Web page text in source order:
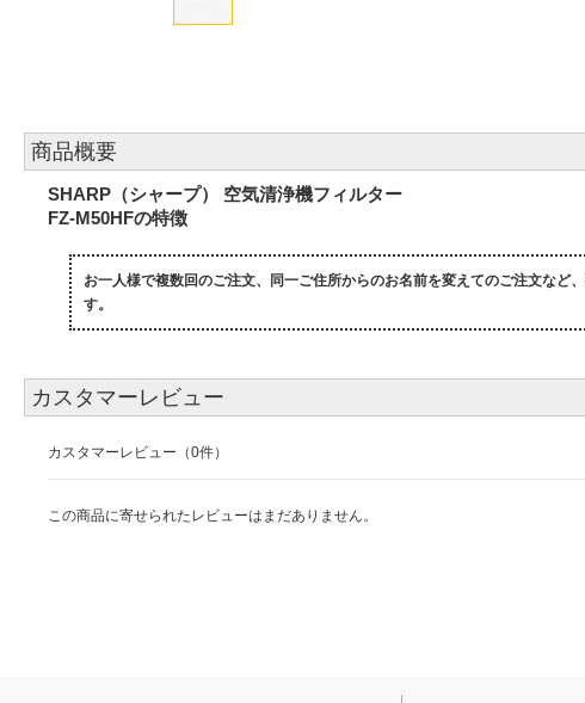
商品概要
SHARP（シャープ） 空気清浄機フィルター
FZ-M50HFの特徴
お一人様で複数回のご注文、同一ご住所からのお名前を変えてのご注文など
す。
カスタマーレビュー
カスタマーレビュー（0件）
この商品に寄せられたレビューはまだありません。